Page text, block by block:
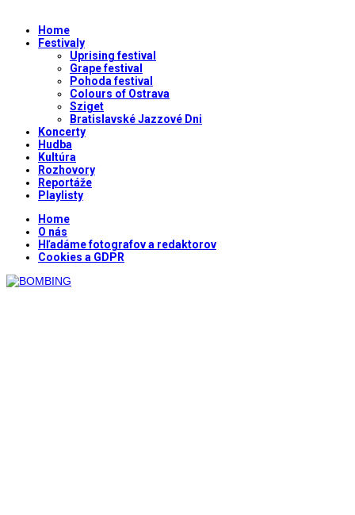
Home
Festivaly
Uprising festival
Grape festival
Pohoda festival
Colours of Ostrava
Sziget
Bratislavské Jazzové Dni
Koncerty
Hudba
Kultúra
Rozhovory
Reportáže
Playlisty
Home
O nás
Hľadáme fotografov a redaktorov
Cookies a GDPR